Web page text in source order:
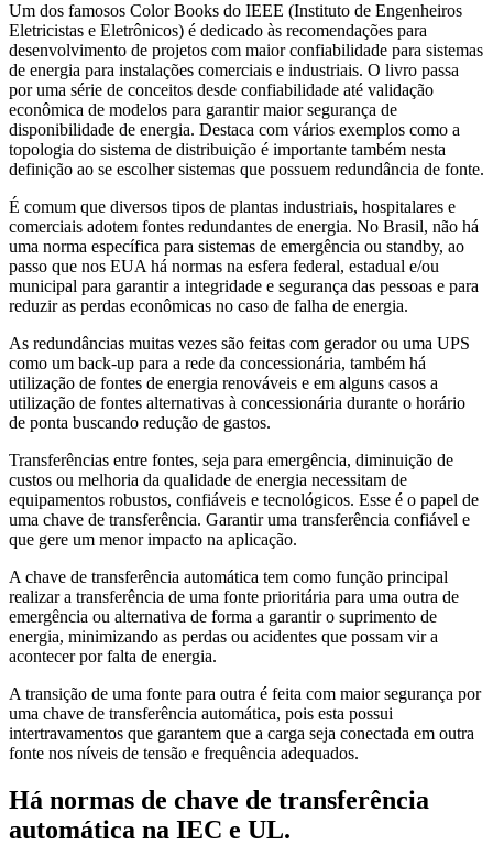
Um dos famosos Color Books do IEEE (Instituto de Engenheiros
Eletricistas e Eletrônicos) é dedicado às recomendações para
desenvolvimento de projetos com maior confiabilidade para sistemas
de energia para instalações comerciais e industriais. O livro passa
por uma série de conceitos desde confiabilidade até validação
econômica de modelos para garantir maior segurança de
disponibilidade de energia. Destaca com vários exemplos como a
topologia do sistema de distribuição é importante também nesta
definição ao se escolher sistemas que possuem redundância de fonte.
É comum que diversos tipos de plantas industriais, hospitalares e
comerciais adotem fontes redundantes de energia. No Brasil, não há
uma norma específica para sistemas de emergência ou standby, ao
passo que nos EUA há normas na esfera federal, estadual e/ou
municipal para garantir a integridade e segurança das pessoas e para
reduzir as perdas econômicas no caso de falha de energia.
As redundâncias muitas vezes são feitas com gerador ou uma UPS
como um back-up para a rede da concessionária, também há
utilização de fontes de energia renováveis e em alguns casos a
utilização de fontes alternativas à concessionária durante o horário
de ponta buscando redução de gastos.
Transferências entre fontes, seja para emergência, diminuição de
custos ou melhoria da qualidade de energia necessitam de
equipamentos robustos, confiáveis e tecnológicos. Esse é o papel de
uma chave de transferência. Garantir uma transferência confiável e
que gere um menor impacto na aplicação.
A chave de transferência automática tem como função principal
realizar a transferência de uma fonte prioritária para uma outra de
emergência ou alternativa de forma a garantir o suprimento de
energia, minimizando as perdas ou acidentes que possam vir a
acontecer por falta de energia.
A transição de uma fonte para outra é feita com maior segurança por
uma chave de transferência automática, pois esta possui
intertravamentos que garantem que a carga seja conectada em outra
fonte nos níveis de tensão e frequência adequados.
Há normas de chave de transferência
automática na IEC e UL.